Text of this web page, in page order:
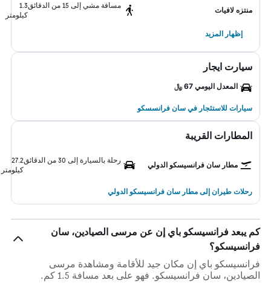
منتزه لافيات
مسافة مشي إلى 15 من الدقائق
1.3
كيلومتر
إظهار المزيد
سيارت ايجار
المعدل اليومي 67 ﷼
سيارات للاستئجار في سان فرانسسكو
المطارات القريبة
مطار سان فرانسيسكو الدولي
رحلة بالسيارة إلى 30 من الدقائق
27.2
كيلومتر
رحلات طيران إلى مطار سان فرانسيسكو الدولي
كم يبعد فرانسيسكو باي إن عن مرسى الصيادين، سان
فرانسيسكو؟
فرانسيسكو باي إن مكان جيد للأقامة ومشاهدة مرسى
الصيادين، سان فرانسيسكو. فهو على بعد مسافة 1.5 كم.